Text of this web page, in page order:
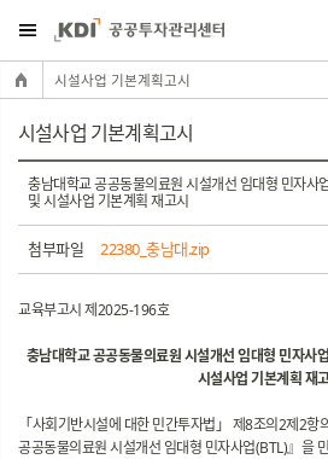
시설사업 기본계획고시
시설사업 기본계획고시
충남대학교 공공동물의료원 시설개선 임대형 민자사
및 시설사업 기본계획 재고시
첨부파일 22380_충남대.zip
교육부고시 제2025-196호
충남대학교 공공동물의료원 시설개선 임대형 민자사
시설사업 기본계획 재
「사회기반시설에 대한 민간투자법」 제8조의2제2항
공공동물의료원 시설개선 임대형 민자사업(BTL)』을